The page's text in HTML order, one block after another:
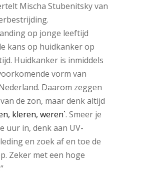
Mischa Stubenitsky van
op jonge leeftijd
kans op huidkanker op
Huidkanker is inmiddels
vorm van
Daarom zeggen
de zon, maar denk altijd
kleren, weren`. Smeer je
uur in, denk aan UV-
en zoek af en toe de
Zeker met een hoge